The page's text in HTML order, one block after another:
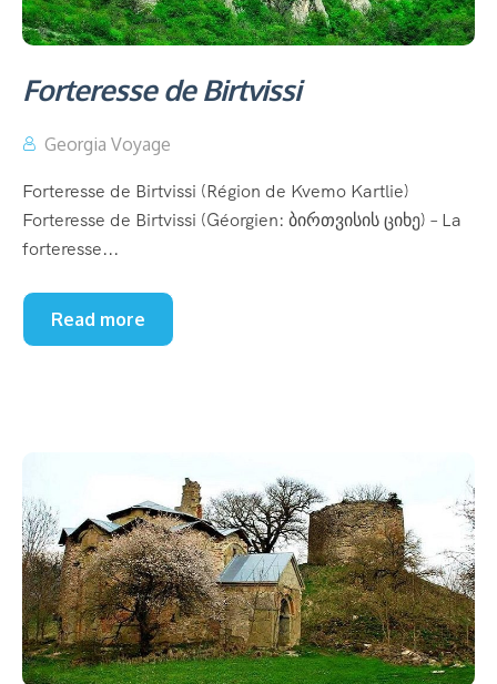
Forteresse de Birtvissi
Georgia Voyage
Forteresse de Birtvissi (Région de Kvemo Kartlie)
Forteresse de Birtvissi (Géorgien: ბირთვისის ციხე) – La
forteresse...
Read more